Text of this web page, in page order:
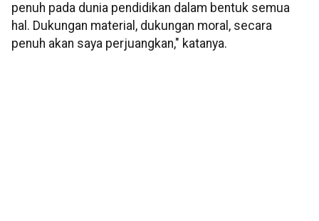
penuh pada dunia pendidikan dalam bentuk semua
hal. Dukungan material, dukungan moral, secara
penuh akan saya perjuangkan," katanya.